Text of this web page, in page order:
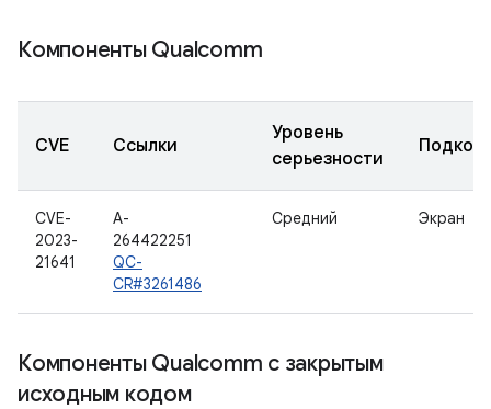
Компоненты Qualcomm
CVE Ссылки
Уровень
серьезности
CVE-
2023-
21641
A-
264422251
QC-
CR#3261486
Средний Экран
Компоненты Qualcomm с закрытым
исходным кодом